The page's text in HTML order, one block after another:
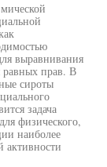
выравнивания
равных прав. В
сироты
задача
физического,
наиболее
активности